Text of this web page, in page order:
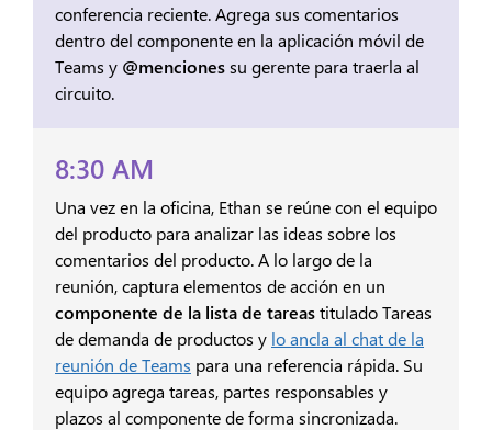
conferencia reciente. Agrega sus comentarios
dentro del componente en la aplicación móvil de
Teams y @mencionessu gerente para traerla al
circuito.
8:30 AM
Una vez en la oficina, Ethan se reúne con el equipo
del producto para analizar las ideas sobre los
comentarios del producto. A lo largo de la
reunión, captura elementos de acción en un
componente de la lista de tareastitulado Tareas
de demanda de productos y lo ancla al chat de la
reunión de Teams para una referencia rápida. Su
equipo agrega tareas, partes responsables y
plazos al componente de forma sincronizada.